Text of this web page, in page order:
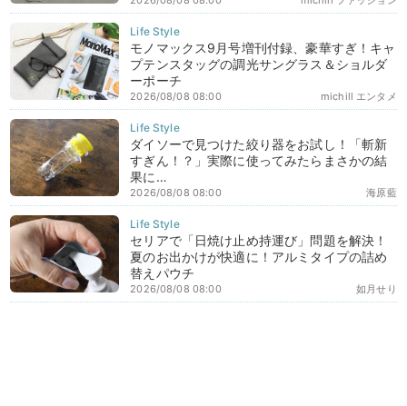
モノマックス9月号増刊付録、豪華すぎ！キャ
プテンスタッグの調光サングラス＆ショルダ
ーポーチ
michill エンタメ
2026/08/08 08:00
ダイソーで見つけた絞り器をお試し！「斬新
すぎん！？」実際に使ってみたらまさかの結
果に…
海原藍
2026/08/08 08:00
セリアで「日焼け止め持運び」問題を解決！
夏のお出かけが快適に！アルミタイプの詰め
替えパウチ
如月せり
2026/08/08 08:00